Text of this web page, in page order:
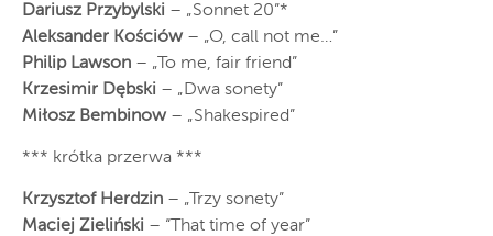
Dariusz Przybylski – „Sonnet 20”*
Aleksander Kościów– „O, call not me…”
Philip Lawson – „To me, fair friend”
Krzesimir Dębski – „Dwa sonety”
Miłosz Bembinow– „Shakespired”
*** krótka przerwa ***
Krzysztof Herdzin – „Trzy sonety”
Maciej Zieliński – “That time of year”